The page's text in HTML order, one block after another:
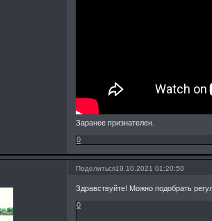
Заранее признателен.
0
Поделиться19.10.2021 01:20:50
Здравствуйте! Можно подобрать
0